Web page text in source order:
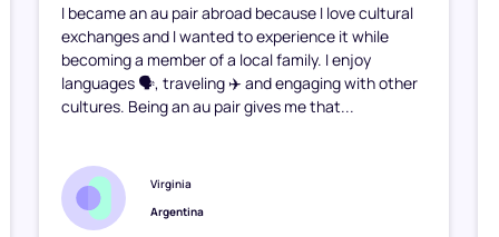
I became an au pair abroad because I love cultural
exchanges and I wanted to experience it while
becoming a member of a local family. I enjoy
languages 🗣️, traveling ✈️ and engaging with other
cultures. Being an au pair gives me that...
Virginia
Argentina